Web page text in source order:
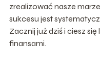
zrealizować nasze
sukcesu jest
Zacznij już dziś i ciesz
finansami.